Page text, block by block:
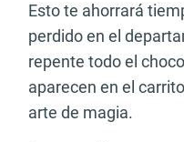
Esto te ahorrará
perdido en el
repente todo el
aparecen en el
arte de magia.